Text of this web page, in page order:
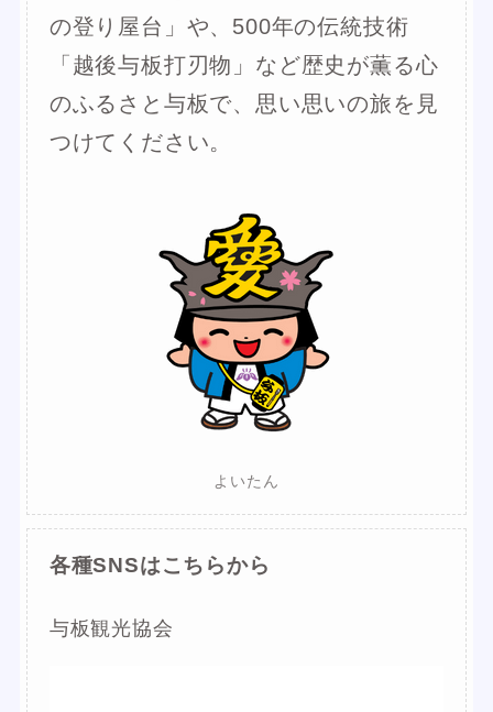
の登り屋台」や、500年の伝統技術
「越後与板打刃物」など歴史が薫る心
のふるさと与板で、思い思いの旅を見
つけてください。
よいたん
各種SNSはこちらから
与板観光協会